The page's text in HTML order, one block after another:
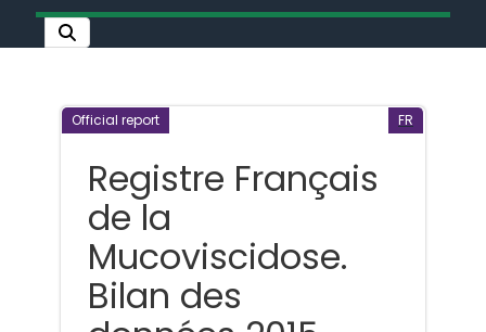
Official report FR
Registre Français
de la
Mucoviscidose.
Bilan des